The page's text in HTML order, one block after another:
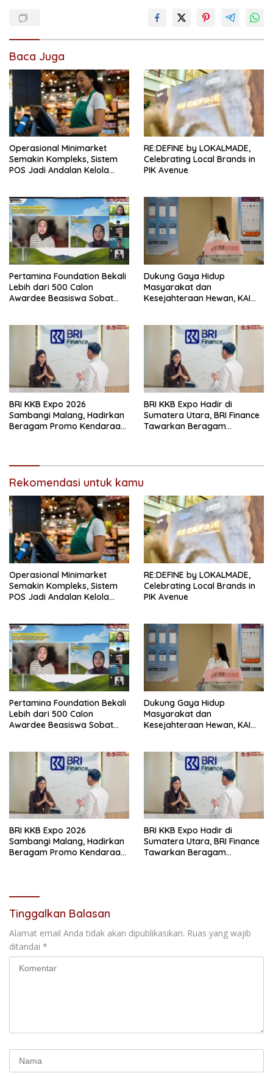
Baca Juga
Operasional Minimarket
Semakin Kompleks, Sistem
POS Jadi Andalan Kelola
RE:DEFINE by LOKALMADE,
Celebrating Local Brands in
PIK Avenue
Pertamina Foundation Bekali
Lebih dari 500 Calon
Awardee Beasiswa Sobat
Dukung Gaya Hidup
Masyarakat dan
Kesejahteraan Hewan, KAI
Semester I 2026
BRI KKB Expo 2026
Sambangi Malang, Hadirkan
Beragam Promo Kendaraan
BRI KKB Expo Hadir di
Sumatera Utara, BRI Finance
Tawarkan Beragam
Rekomendasi untuk kamu
Operasional Minimarket
Semakin Kompleks, Sistem
POS Jadi Andalan Kelola
RE:DEFINE by LOKALMADE,
Celebrating Local Brands in
PIK Avenue
Pertamina Foundation Bekali
Lebih dari 500 Calon
Awardee Beasiswa Sobat
Dukung Gaya Hidup
Masyarakat dan
Kesejahteraan Hewan, KAI
Semester I 2026
BRI KKB Expo 2026
Sambangi Malang, Hadirkan
Beragam Promo Kendaraan
BRI KKB Expo Hadir di
Sumatera Utara, BRI Finance
Tawarkan Beragam
Tinggalkan Balasan
Alamat email Anda tidak akan dipublikasikan. Ruas yang wajib
ditandai *